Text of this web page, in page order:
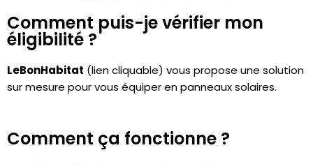
Comment puis-je vérifier mon
éligibilité ?
LeBonHabitat (lien cliquable) vous propose une solution
sur mesure pour vous équiper en panneaux solaires.
Comment ça fonctionne ?